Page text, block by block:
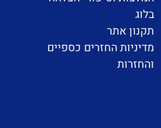
בלוג
תקנון אתר
מדיניות החזרים כספיים
והחזרות